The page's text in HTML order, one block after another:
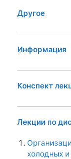
Другое
Информация
Конспект
Лекции по
холодных и